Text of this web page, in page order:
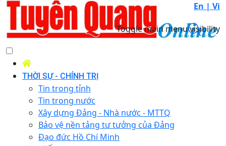
En | Vi
Toggle main menu visibility
THỜI SỰ - CHÍNH TRỊ
Tin trong tỉnh
Tin trong nước
Xây dựng Đảng - Nhà nước - MTTQ
Bảo vệ nền tảng tư tưởng của Đảng
Đạo đức Hồ Chí Minh